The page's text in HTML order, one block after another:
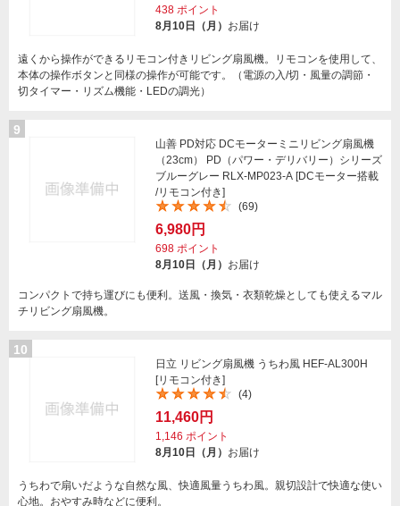
438 ポイント
8月10日（月） お届け
遠くから操作ができるリモコン付きリビング扇風機。リモコンを使用して、
本体の操作ボタンと同様の操作が可能です。（電源の入/切・風量の調節・
切タイマー・リズム機能・LEDの調光）
9
山善 PD対応 DCモーターミニリビング扇風機
（23cm） PD（パワー・デリバリー）シリーズ
ブルーグレー RLX-MP023-A [DCモーター搭載
/リモコン付き]
(69)
6,980円
698 ポイント
8月10日（月） お届け
コンパクトで持ち運びにも便利。送風・換気・衣類乾燥としても使えるマル
チリビング扇風機。
10
日立 リビング扇風機 うちわ風 HEF-AL300H
[リモコン付き]
(4)
11,460円
1,146 ポイント
8月10日（月） お届け
うちわで扇いだような自然な風、快適風量うちわ風。親切設計で快適な使い
心地。おやすみ時などに便利。